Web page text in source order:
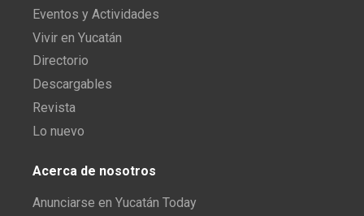
Eventos y Actividades
Vivir en Yucatán
Directorio
Descargables
Revista
Lo nuevo
Acerca de nosotros
Anunciarse en Yucatán Today